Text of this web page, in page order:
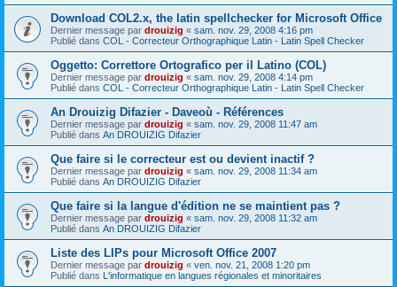
Download COL2.x, the latin spellchecker for Microsoft Office
Dernier message par drouizig « sam. nov. 29, 2008 4:16 pm
Publié dans COL - Correcteur Orthographique Latin - Latin Spell Checker
Oggetto: Correttore Ortografico per il Latino (COL)
Dernier message par drouizig « sam. nov. 29, 2008 4:14 pm
Publié dans COL - Correcteur Orthographique Latin - Latin Spell Checker
An Drouizig Difazier - Daveoù - Références
Dernier message par drouizig « sam. nov. 29, 2008 11:47 am
Publié dans An DROUIZIG Difazier
Que faire si le correcteur est ou devient inactif ?
Dernier message par drouizig « sam. nov. 29, 2008 11:34 am
Publié dans An DROUIZIG Difazier
Que faire si la langue d'édition ne se maintient pas ?
Dernier message par drouizig « sam. nov. 29, 2008 11:32 am
Publié dans An DROUIZIG Difazier
Liste des LIPs pour Microsoft Office 2007
Dernier message par drouizig « ven. nov. 21, 2008 1:20 pm
Publié dans L'informatique en langues régionales et minoritaires